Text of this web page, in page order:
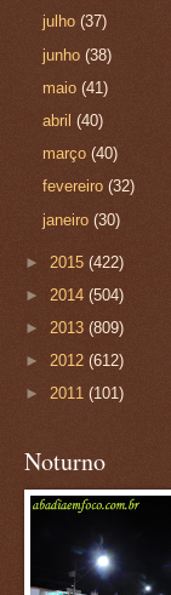
julho(37)
junho(38)
maio(41)
abril(40)
março(40)
fevereiro(32)
janeiro(30)
► 2015 (422)
► 2014 (504)
► 2013 (809)
► 2012 (612)
► 2011 (101)
Noturno